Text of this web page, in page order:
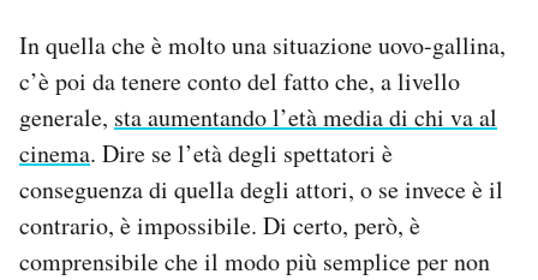
In quella che è molto una situazione uovo-gallina,
c’è poi da tenere conto del fatto che, a livello
generale, sta aumentando l’età media di chi va al
cinema. Dire se l’età degli spettatori è
conseguenza di quella degli attori, o se invece è il
contrario, è impossibile. Di certo, però, è
comprensibile che il modo più semplice per non